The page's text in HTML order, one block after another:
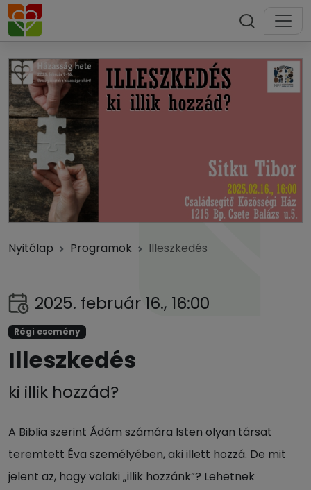
Nyitólap Programok Illeszkedés
2025. február 16., 16:00
Régi esemény
Illeszkedés
ki illik hozzád?
A Biblia szerint Ádám számára Isten olyan társat
teremtett Éva személyében, aki illett hozzá. De mit
jelent az, hogy valaki „illik hozzánk”? Lehetnek